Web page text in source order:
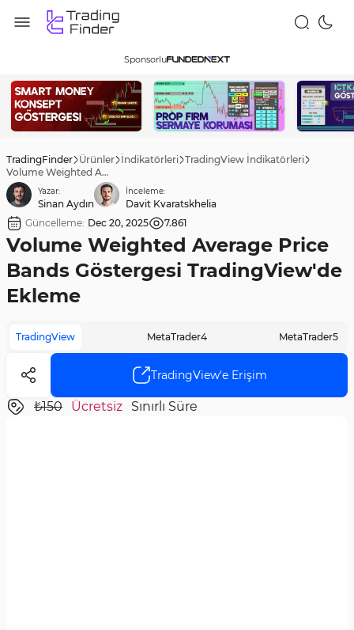
Sponsorlu
TradingFinder Ürünler İndikatörleri TradingView İndikatörleri
Volume Weighted Average Price Bands Göstergesi TradingView'de Ekleme
Yazar:
Sinan Aydın
İnceleme:
Davit Kvaratskhelia
Güncelleme: Dec 20, 2025 7.861
Volume Weighted Average Price
Bands Göstergesi TradingView'de
Ekleme
TradingView MetaTrader4 MetaTrader5
TradingView'e Erişim
₺150 Ücretsiz Sınırlı Süre